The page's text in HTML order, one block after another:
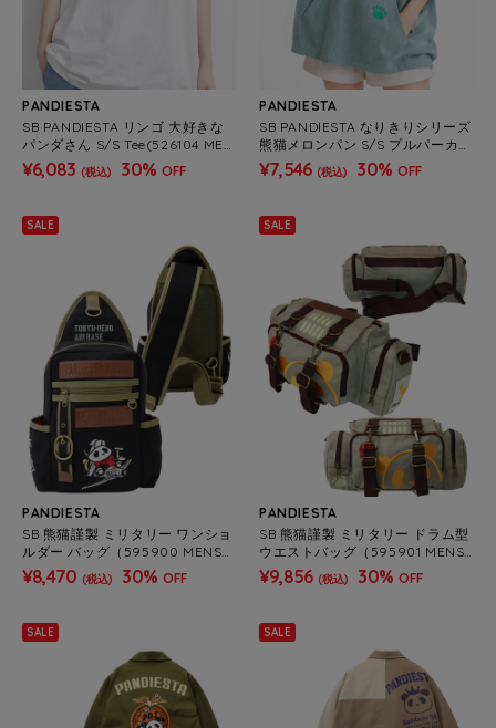
PANDIESTA
SB PANDIESTA リンゴ 大好きな
パンダさん S/S Tee(526104 MEN
S/WOMENS）
¥6,083 (税込) 30% OFF
PANDIESTA
SB PANDIESTA なりきりシリーズ
熊猫メロンパン S/S プルパーカー
(526101 MENS/WOMENS）
¥7,546 (税込) 30% OFF
SALE
PANDIESTA
SB 熊猫謹製 ミリタリー ワンショ
ルダー バッグ（595900 MENS/
WOMENS)
¥8,470 (税込) 30% OFF
SALE
PANDIESTA
SB 熊猫謹製 ミリタリー ドラム型
ウエストバッグ（595901 MENS/
WOMENS)
¥9,856 (税込) 30% OFF
SALE SALE